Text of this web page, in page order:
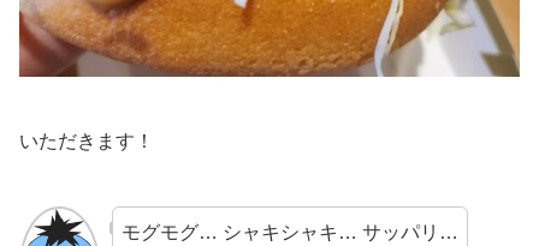
いただきます！
モグモグ… シャキシャキ… サッパリ…